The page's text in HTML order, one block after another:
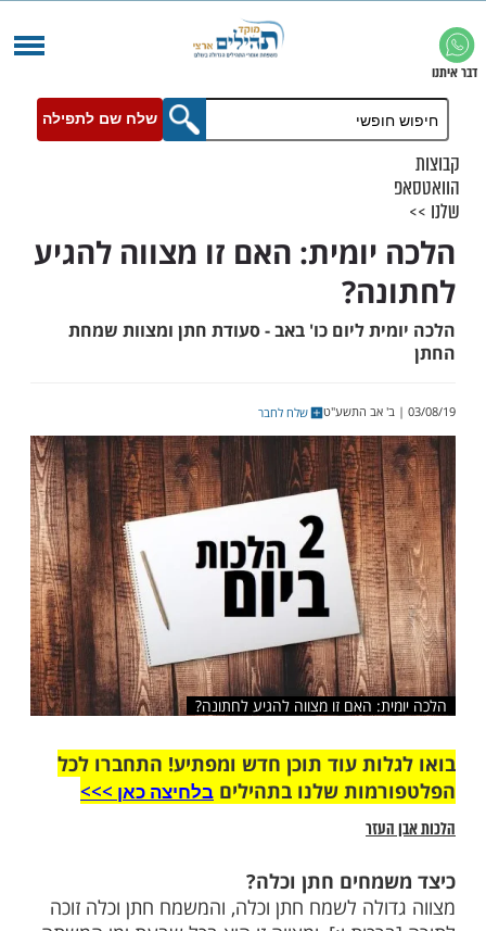
שלח שם לתפילה
האם זו מצווה להגיע
ליום כו' באב - סעודת חתן ומצוות שמחת
שלח לחבר
האם זו מצווה להגיע לחתונה?